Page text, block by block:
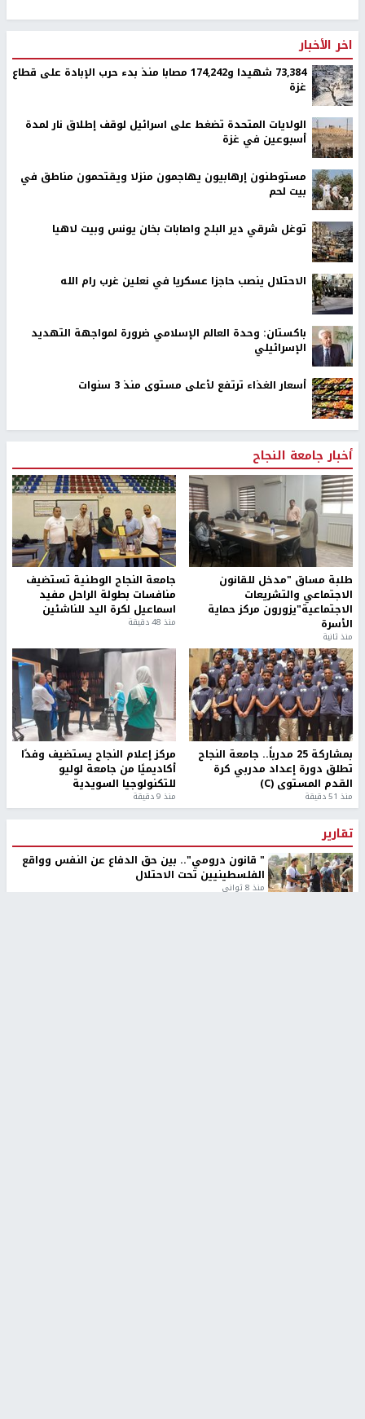
اخر الأخبار
73,384 شهيدا و174,242 مصابا منذ بدء حرب الإبادة على قطاع
غزة
الولايات المتحدة تضغط على اسرائيل لوقف إطلاق نار لمدة
أسبوعين في غزة
مستوطنون إرهابيون يهاجمون منزلا ويقتحمون مناطق في
بيت لحم
توغل شرقي دير البلح واصابات بخان يونس وبيت لاهيا
الاحتلال ينصب حاجزا عسكريا في نعلين غرب رام الله
باكستان: وحدة العالم الإسلامي ضرورة لمواجهة التهديد
الإسرائيلي
أسعار الغذاء ترتفع لأعلى مستوى منذ 3 سنوات
أخبار جامعة النجاح
طلبة مساق "مدخل للقانون
الاجتماعي والتشريعات
الاجتماعية"يزورون مركز حماية
الأسرة
منذ ثانية
جامعة النجاح الوطنية تستضيف
منافسات بطولة الراحل مفيد
اسماعيل لكرة اليد للناشئين
منذ 48 دقيقة
بمشاركة 25 مدرباً.. جامعة النجاح
تطلق دورة إعداد مدربي كرة
القدم المستوى (C)
منذ 51 دقيقة
مركز إعلام النجاح يستضيف وفدًا
أكاديميًا من جامعة لوليو
للتكنولوجيا السويدية
منذ 9 دقيقة
تقارير
" قانون درومي".. بين حق الدفاع عن النفس وواقع
الفلسطينيين تحت الاحتلال
منذ 8 ثواني